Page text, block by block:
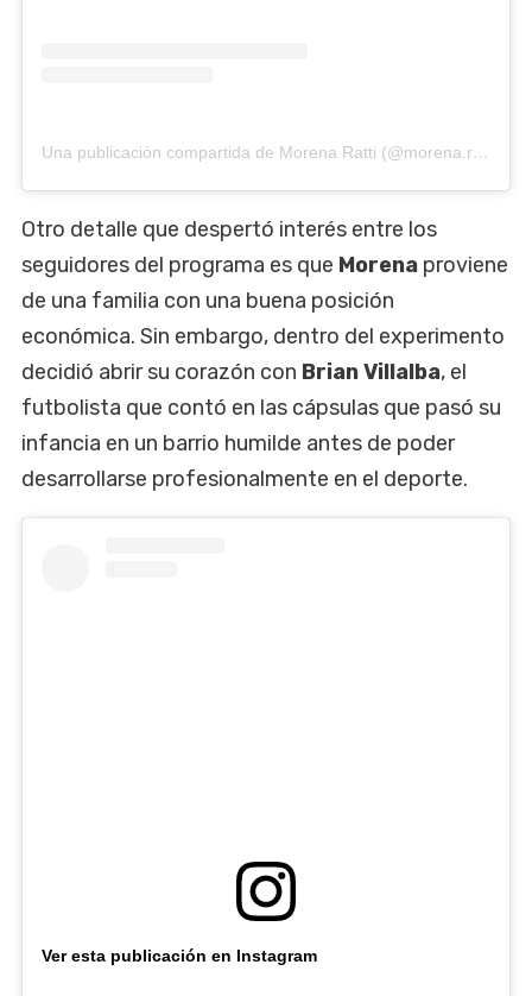
Una publicación compartida de Morena Ratti (@morena.ratti)
Otro detalle que despertó interés entre los
seguidores del programa es que Morena proviene
de una familia con una buena posición
económica. Sin embargo, dentro del experimento
decidió abrir su corazón con Brian Villalba, el
futbolista que contó en las cápsulas que pasó su
infancia en un barrio humilde antes de poder
desarrollarse profesionalmente en el deporte.
Ver esta publicación en Instagram